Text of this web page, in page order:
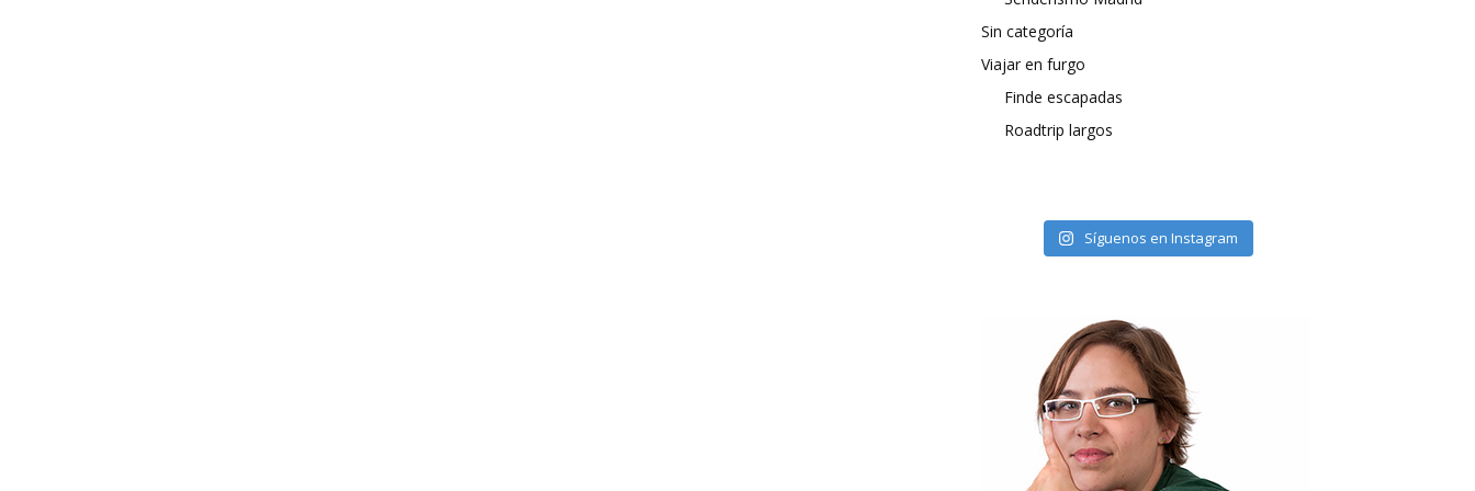
Sin categoría
Viajar en furgo
Finde escapadas
Roadtrip largos
Síguenos en Instagram